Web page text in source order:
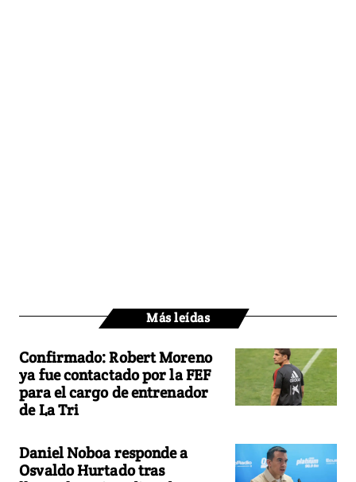
Más leídas
Confirmado: Robert Moreno
ya fue contactado por la FEF
para el cargo de entrenador
de La Tri
Daniel Noboa responde a
Osvaldo Hurtado tras